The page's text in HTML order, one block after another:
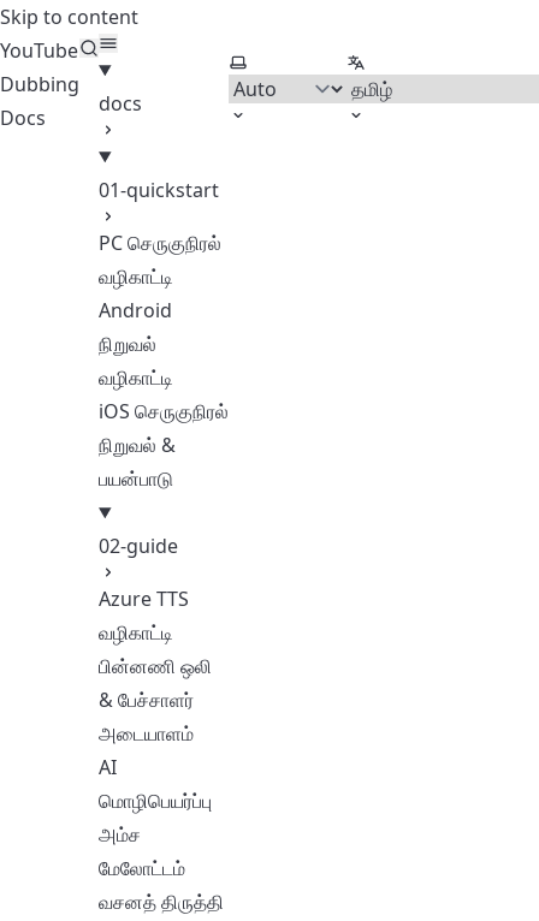
Skip to content
YouTube
Dubbing
Docs
docs
01-quickstart
PC செருகுநிரல்
வழிகாட்டி
Android
நிறுவல்
வழிகாட்டி
iOS செருகுநிரல்
நிறுவல் &
பயன்பாடு
02-guide
Azure TTS
வழிகாட்டி
பின்னணி ஒலி
& பேச்சாளர்
அடையாளம்
AI
மொழிபெயர்ப்பு
அம்ச
மேலோட்டம்
வசனத் திருத்தி
Select themeSelect language